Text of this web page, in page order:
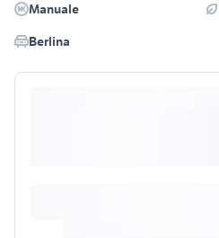
Manuale
Berlina